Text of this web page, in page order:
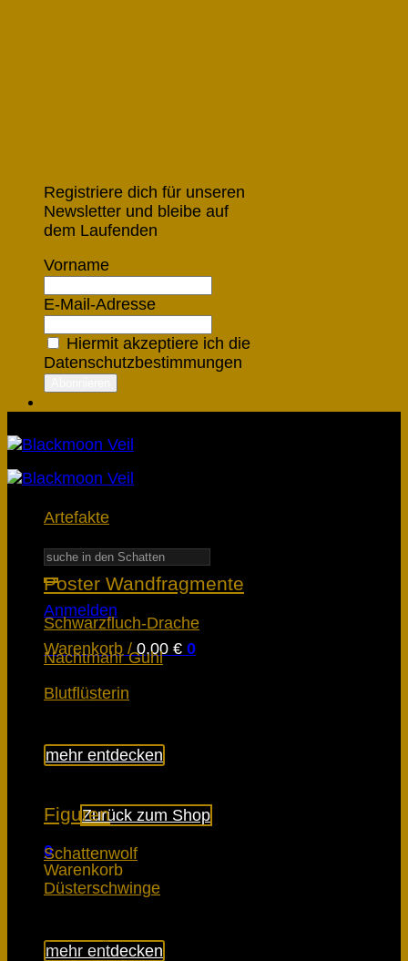
Registriere dich für unseren
Newsletter und bleibe auf
dem Laufenden
Vorname
E-Mail-Adresse
Hiermit akzeptiere ich die
Datenschutzbestimmungen
Suchen
nach:
Anmelden
Warenkorb /0,00 € 0
Es befinden sich keine Produkte im
Zurück zum Shop
0
Warenkorb
Artefakte
Poster Wandfragmente
Schwarzfluch-Drache
Nachtmahr Guhl
Blutflüsterin
mehr entdecken
Figuren
Schattenwolf
Düsterschwinge
mehr entdecken